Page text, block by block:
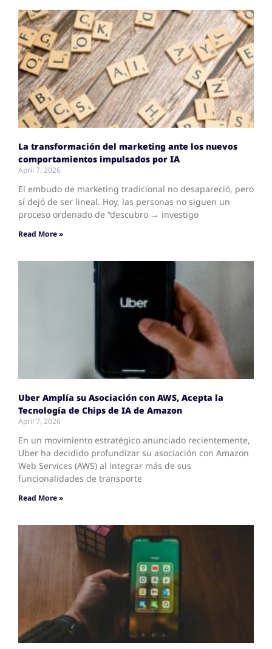
La transformación del marketing ante los nuevos
comportamientos impulsados por IA
April 7, 2026
El embudo de marketing tradicional no desapareció, pero
sí dejó de ser lineal. Hoy, las personas no siguen un
proceso ordenado de “descubro → investigo
Read More »
Uber Amplía su Asociación con AWS, Acepta la
Tecnología de Chips de IA de Amazon
April 7, 2026
En un movimiento estratégico anunciado recientemente,
Uber ha decidido profundizar su asociación con Amazon
Web Services (AWS) al integrar más de sus
funcionalidades de transporte
Read More »